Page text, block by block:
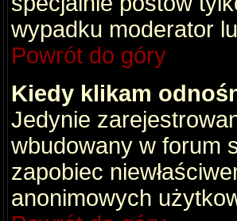
wypadku moderator
Powrót do góry
Kiedy klikam
Jedynie
wbudowany w forum
zapobiec
anonimowych